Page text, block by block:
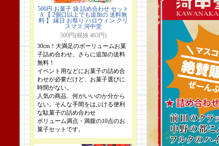
500円 お菓子 袋 詰め合わせ セット
A 【 2個口以上でも追加の 送料無
料 】 縁日 お祭り ハロウィン クリ
スマス 河中堂
500円(税抜 463円)
30cm！大満足のボーリュームお菓
子詰め合わせ。さらに追加の送料
無料！
イベント用などにお菓子の詰め合
わせが必要だけど、お菓子選びに
時間がない。
人気の商品、何がいいのか分から
ない。そんな手間をはぶける便利
な駄菓子の詰め合わせ
ボリューム満点・満腹の10点のお
菓子セットです。